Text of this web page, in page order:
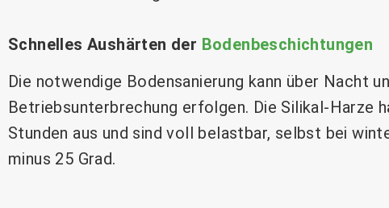
Schnelles Aushärten der Bodenbeschichtungen
Die notwendige Bodensanierung kann über Nacht
Betriebsunterbrechung erfolgen. Die Silikal-Harze
Stunden aus und sind voll belastbar, selbst bei
minus 25 Grad.